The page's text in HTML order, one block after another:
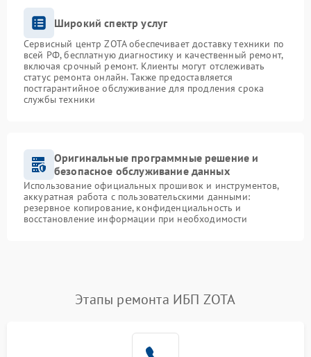
Широкий спектр услуг
Сервисный центр ZOTA обеспечивает доставку техники по
всей РФ, бесплатную диагностику и качественный ремонт,
включая срочный ремонт. Клиенты могут отслеживать
статус ремонта онлайн. Также предоставляется
постгарантийное обслуживание для продления срока
службы техники
Оригинальные программные решение и
безопасное обслуживание данных
Использование официальных прошивок и инструментов,
аккуратная работа с пользовательскими данными:
резервное копирование, конфиденциальность и
восстановление информации при необходимости
Этапы ремонта ИБП ZOTA